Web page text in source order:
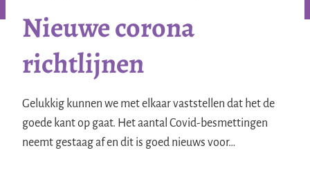
Nieuwe corona
richtlijnen
Gelukkig kunnen we met elkaar vaststellen dat het de
goede kant op gaat. Het aantal Covid-besmettingen
neemt gestaag af en dit is goed nieuws voor…